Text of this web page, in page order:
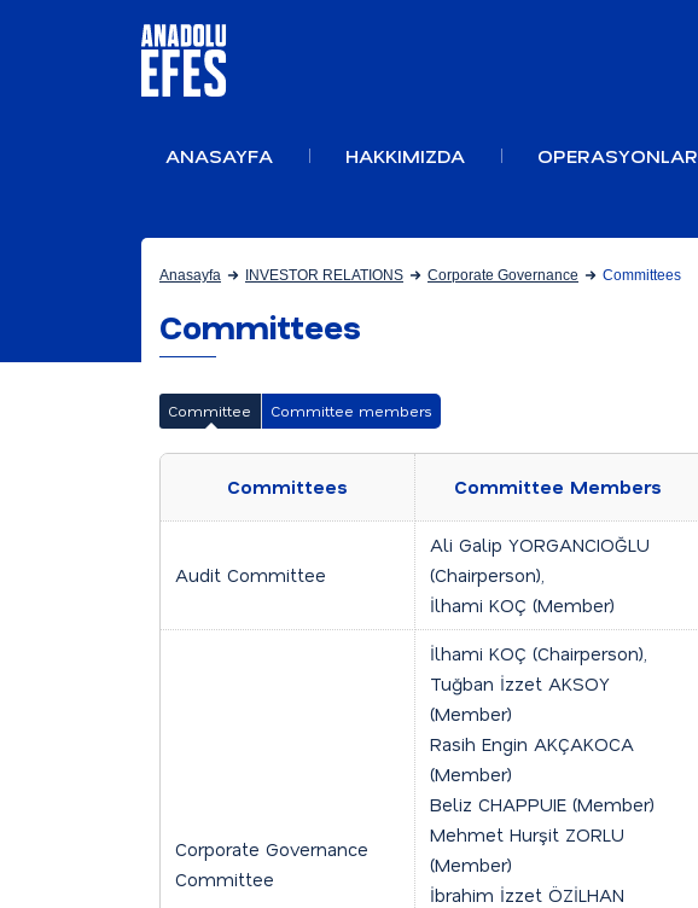
ANASAYFA HAKKIMIZDA OPERASYONLAR
Anasayfa INVESTOR RELATIONS Corporate Governance Committees
Committees
Committee Committee members
Committees Committee Members
Audit Committee
Ali Galip YORGANCIOĞLU
(Chairperson),
İlhami KOÇ (Member)
Corporate Governance
Committee
İlhami KOÇ (Chairperson),
Tuğban İzzet AKSOY
(Member)
Rasih Engin AKÇAKOCA
(Member)
Beliz CHAPPUIE (Member)
Mehmet Hurşit ZORLU
(Member)
İbrahim İzzet ÖZİLHAN